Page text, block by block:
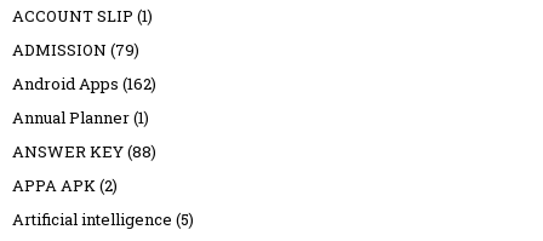
ACCOUNT SLIP (1)
ADMISSION (79)
Android Apps (162)
Annual Planner(1)
ANSWER KEY(88)
APPA APK(2)
Artificial intelligence (5)